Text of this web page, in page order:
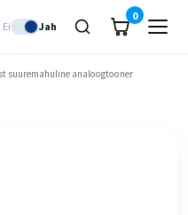
Ei Jah
0
suuremahuline analoogtooner